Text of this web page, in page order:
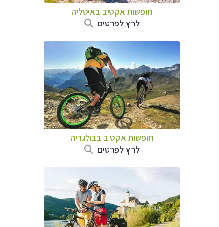
חופשות אקטיב באיטליה
לחץ לפרטים
חופשות אקטיב בבולגריה
לחץ לפרטים